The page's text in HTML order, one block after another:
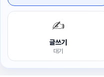
✍️
글쓰기
대기